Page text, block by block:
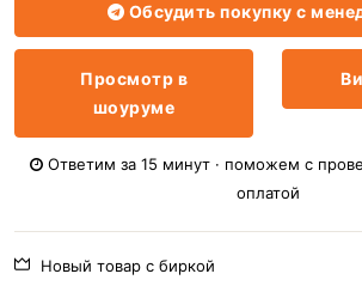
Обсудить покупку с
Просмотр в
шоуруме
Ответим за 15 минут · поможем с
оплатой
Новый товар с биркой